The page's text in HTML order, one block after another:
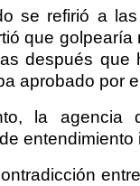
se refirió a
que
después que
aprobado por
la